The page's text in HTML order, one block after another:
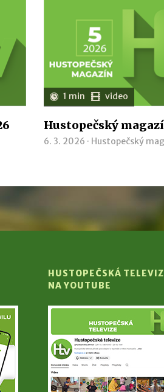
1 min video
Hustopečský
6. 3. 2026 · Hustopečský
HUSTOPEČSKÁ
NA YOUTUBE